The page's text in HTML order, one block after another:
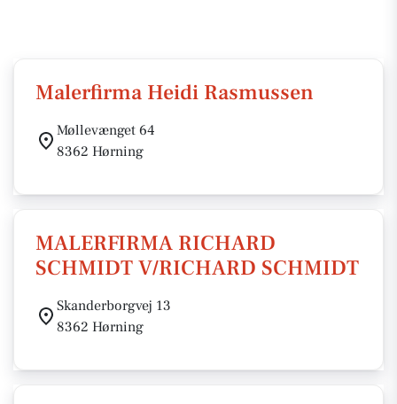
Malerfirma Heidi Rasmussen
Møllevænget 64
8362 Hørning
MALERFIRMA RICHARD
SCHMIDT V/RICHARD SCHMIDT
Skanderborgvej 13
8362 Hørning